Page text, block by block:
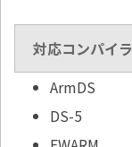
対応コンパイラ
ArmDS
DS-5